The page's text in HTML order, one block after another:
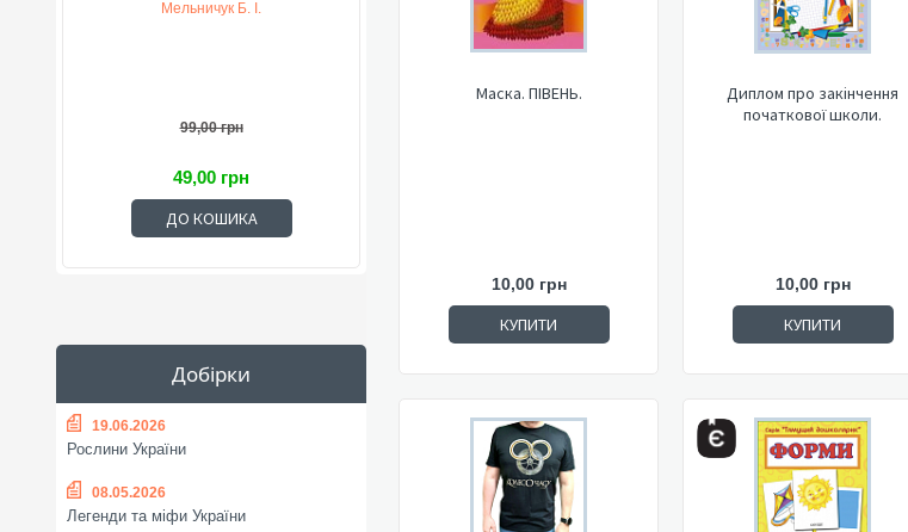
Мельничук Б. І.
99,00 грн
49,00 грн
ДО КОШИКА
Добірки
19.06.2026
Рослини України
08.05.2026
Легенди та міфи України
Маска. ПІВЕНЬ.
10,00 грн
КУПИТИ
Диплом про закінчення
початкової школи.
10,00 грн
КУПИТИ